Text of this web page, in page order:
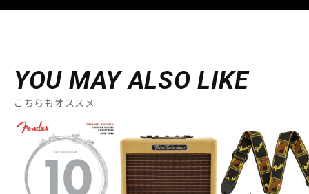
YOU MAY ALSO LIKE
こちらもオススメ